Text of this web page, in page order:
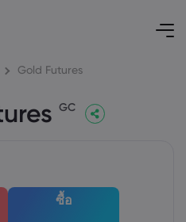
Gold Futures
GC
ซื้อ